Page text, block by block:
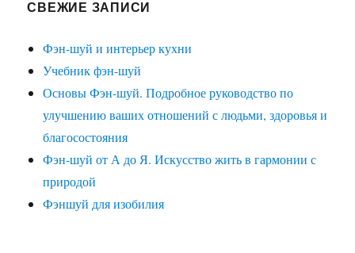
СВЕЖИЕ ЗАПИСИ
Фэн-шуй и интерьер кухни
Учебник фэн-шуй
Основы Фэн-шуй. Подробное руководство по
улучшению ваших отношений с людьми, здоровья и
благосостояния
Фэн-шуй от А до Я. Искусство жить в гармонии с
природой
Фэншуй для изобилия